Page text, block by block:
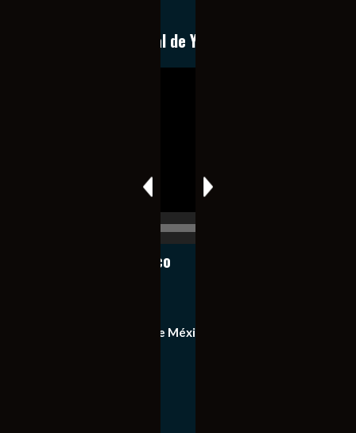
Conoce nuestro canal de YouTube
Notiexpress de México
Equipo de Notiexpress de México